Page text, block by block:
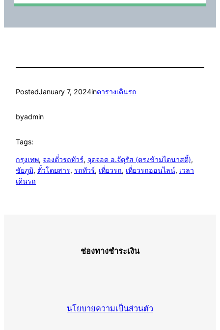
PostedJanuary 7, 2024inตารางเดินรถ
byadmin
Tags:
กรุงเทพ, จองตั๋วรถทัวร์, จุดจอด อ.จัตุรัส (ตรงข้ามไดนาสตี้)
ชัยภูมิ, ตั๋วโดยสาร, รถทัวร์, เที่ยวรถ, เที่ยวรถออนไลน์, เวลา
เดินรถ
ช่องทางชำระเงิน
นโยบายความเป็นส่วนตัว